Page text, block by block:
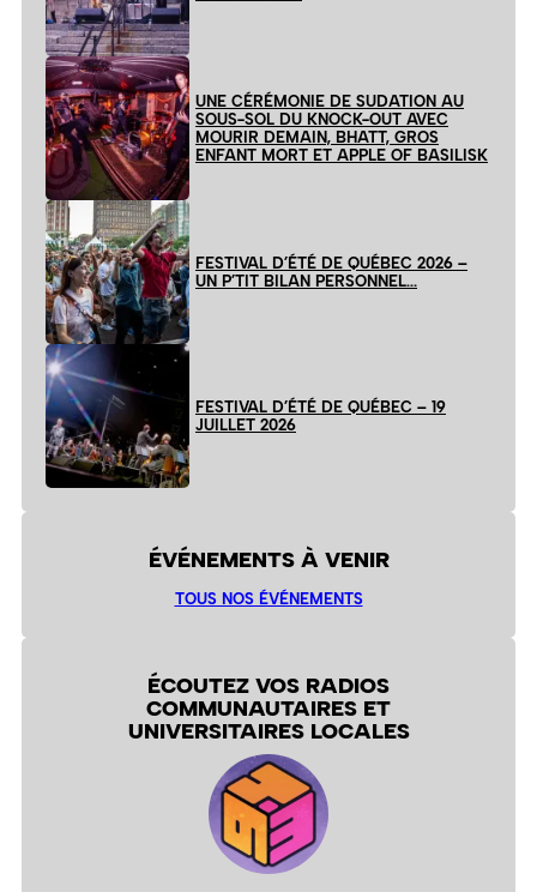
UNE CÉRÉMONIE DE SUDATION AU
SOUS-SOL DU KNOCK-OUT AVEC
MOURIR DEMAIN, BHATT, GROS
ENFANT MORT ET APPLE OF BASILISK
FESTIVAL D’ÉTÉ DE QUÉBEC 2026 –
UN P’TIT BILAN PERSONNEL…
FESTIVAL D’ÉTÉ DE QUÉBEC – 19
JUILLET 2026
ÉVÉNEMENTS À VENIR
TOUS NOS ÉVÉNEMENTS
ÉCOUTEZ VOS RADIOS
COMMUNAUTAIRES ET
UNIVERSITAIRES LOCALES